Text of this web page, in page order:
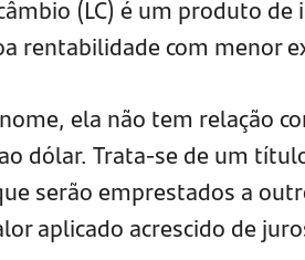
(LC) é um produto
rentabilidade com menor
ela não tem relação
dólar. Trata-se de um
serão emprestados a
aplicado acrescido de